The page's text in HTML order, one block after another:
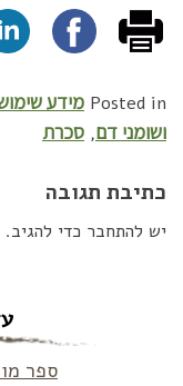
Posted in מידע
ושומני דם, סכרת
כתיבת תגובה
יש להתחבר כדי להגיב.
ספר